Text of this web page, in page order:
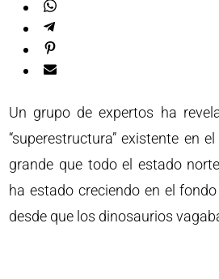
Un grupo de expertos ha
“superestructura” existente en
grande que todo el estado
ha estado creciendo en el
desde que los dinosaurios